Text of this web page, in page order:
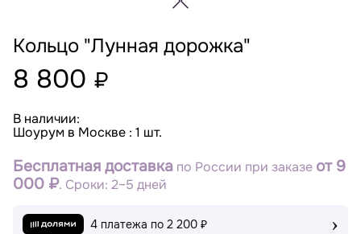
Кольцо "Лунная дорожка"
8 800 ₽
В наличии:
Шоурум в Москве : 1 шт.
Бесплатная доставка по России при заказе от 9
000 ₽. Сроки: 2–5 дней
4 платежа по 2 200 ₽ ›